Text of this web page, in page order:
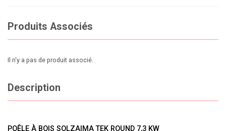
Produits Associés
Il n'y a pas de produit associé.
Description
POÊLE À BOIS SOLZAIMA TEK ROUND 7,3 KW